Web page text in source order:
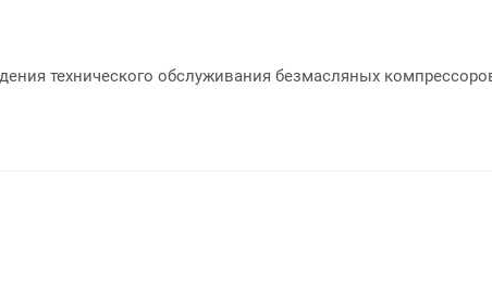
технического обслуживания безмасляных